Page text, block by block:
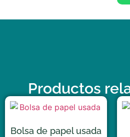
Productos
Bolsa de papel usada